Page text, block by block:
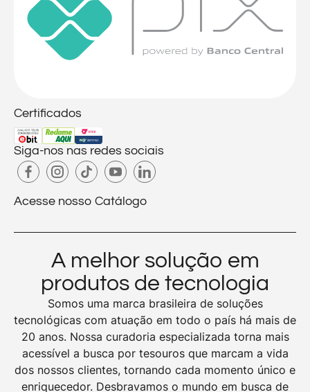
Certificados
Siga-nos nas redes sociais
Acesse nosso Catálogo
A melhor solução em
produtos de tecnologia
Somos uma marca brasileira de soluções
tecnológicas com atuação em todo o país há mais de
20 anos. Nossa curadoria especializada torna mais
acessível a busca por tesouros que marcam a vida
dos nossos clientes, tornando cada momento único e
enriquecedor. Desbravamos o mundo em busca de